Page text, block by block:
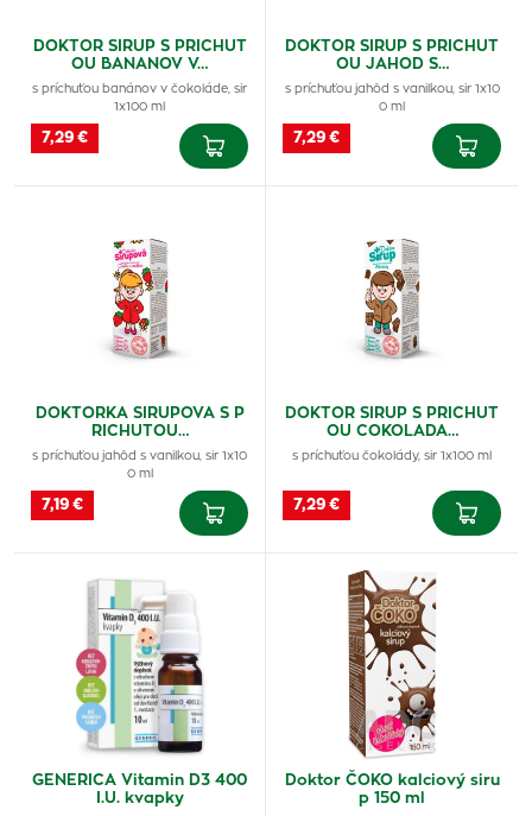
DOKTOR SIRUP S PRICHUT
OU BANANOV V…
s príchuťou banánov v čokoláde, sir
1x100 ml
7,29 €
DOKTOR SIRUP S PRICHUT
OU JAHOD S…
s príchuťou jahôd s vanilkou, sir 1x10
0 ml
7,29 €
DOKTORKA SIRUPOVA S P
RICHUTOU…
s príchuťou jahôd s vanilkou, sir 1x10
0 ml
7,19 €
DOKTOR SIRUP S PRICHUT
OU COKOLADA…
s príchuťou čokolády, sir 1x100 ml
7,29 €
GENERICA Vitamin D3 400
I.U. kvapky
Doktor ČOKO kalciový siru
p 150 ml